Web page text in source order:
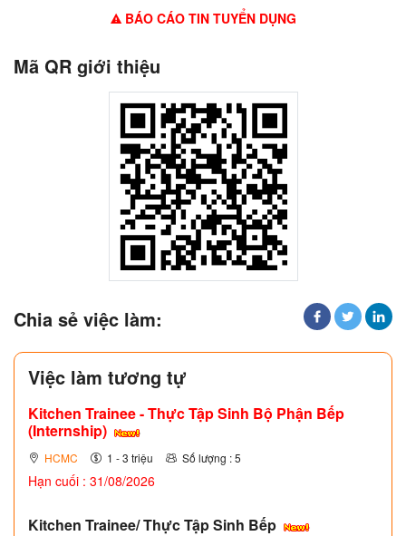
BÁO CÁO TIN TUYỂN DỤNG
Mã QR giới thiệu
Chia sẻ việc làm:
Việc làm tương tự
Kitchen Trainee - Thực Tập Sinh Bộ Phận Bếp
(Internship)
HCMC 1 - 3 triệu Số lượng : 5
Hạn cuối : 31/08/2026
Kitchen Trainee/ Thực Tập Sinh Bếp